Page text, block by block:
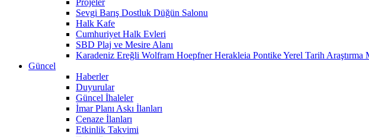
Projeler
Sevgi Barış Dostluk Düğün Salonu
Halk Kafe
Cumhuriyet Halk Evleri
SBD Plaj ve Mesire Alanı
Karadeniz Ereğli Wolfram Hoepfner Herakleia Pontike Yerel Tarih Araştırma
Güncel
Haberler
Duyurular
Güncel İhaleler
İmar Planı Askı İlanları
Cenaze İlanları
Etkinlik Takvimi